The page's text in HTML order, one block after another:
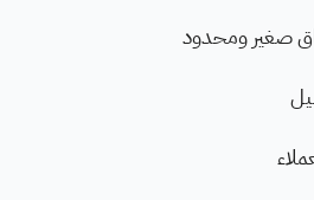
صغير ومحدود